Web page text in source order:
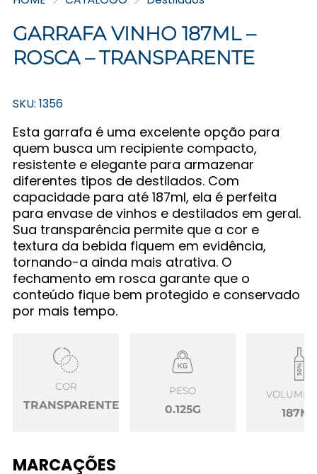
GARRAFA VINHO 187ML –
ROSCA – TRANSPARENTE
SKU: 1356
Esta garrafa é uma excelente opção para
quem busca um recipiente compacto,
resistente e elegante para armazenar
diferentes tipos de destilados. Com
capacidade para até 187ml, ela é perfeita
para envase de vinhos e destilados em geral.
Sua transparência permite que a cor e
textura da bebida fiquem em evidência,
tornando-a ainda mais atrativa. O
fechamento em rosca garante que o
conteúdo fique bem protegido e conservado
por mais tempo.
COR
TRANSPARENTE
PESO
0.125G
VOLUME
187ML
MARCAÇÕES